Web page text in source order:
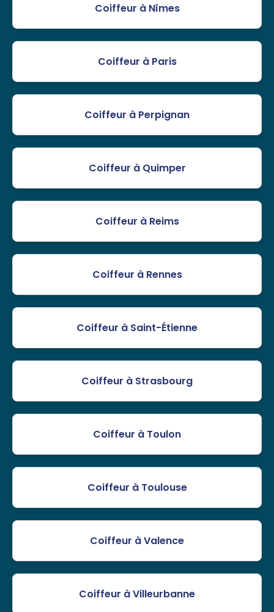
Coiffeur à Nîmes
Coiffeur à Paris
Coiffeur à Perpignan
Coiffeur à Quimper
Coiffeur à Reims
Coiffeur à Rennes
Coiffeur à Saint-Étienne
Coiffeur à Strasbourg
Coiffeur à Toulon
Coiffeur à Toulouse
Coiffeur à Valence
Coiffeur à Villeurbanne